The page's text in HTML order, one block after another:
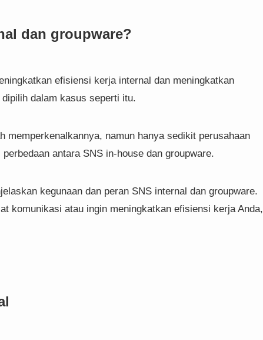
dan groupware?
efisiensi kerja internal dan meningkatkan
dalam kasus seperti itu.
memperkenalkannya, namun hanya sedikit perusahaan
antara SNS in-house dan groupware.
kegunaan dan peran SNS internal dan groupware.
komunikasi atau ingin meningkatkan efisiensi kerja Anda,